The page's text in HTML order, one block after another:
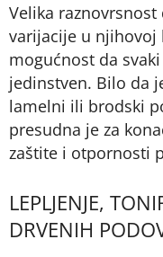
Velika
varijacije u
mogućnost da
jedinstven. Bilo da
lamelni ili brodski
presudna je za
zaštite i otpornosti
LEPLJENJE,
DRVENIH